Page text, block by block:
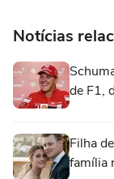
Notícias
de F1,
Filha
família